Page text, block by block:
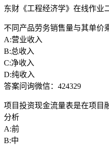
东财《工程经济学》在线作业
不同产品劳务销售量与其单价
A:营业收入
B:总收入
C:净收入
D:纯收入
答案问询微信：424329
项目投资现金流量表是在项目
分析
A:前
B:中